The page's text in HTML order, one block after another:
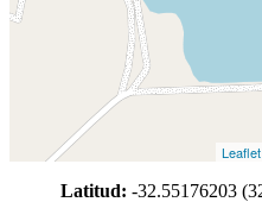
Leaflet
Latitud: -32.55176203